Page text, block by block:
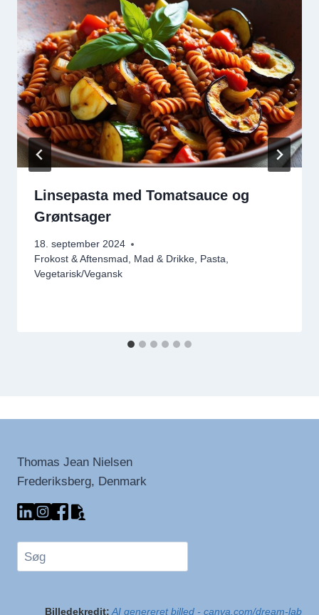
Linsepasta med Tomatsauce og
Grøntsager
18. september 2024
Frokost & Aftensmad , Mad & Drikke, Pasta,
Vegetarisk/Vegansk
Thomas Jean Nielsen
Frederiksberg, Denmark
Søg
Billedekredit: AI genereret billed - canva.com/dream-lab